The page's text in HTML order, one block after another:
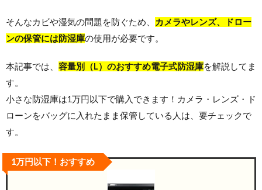
そんなカビや湿気の問題を防ぐため、
カメラやレンズ、ドロー
ンの保管には防湿庫の使用が必要です。
本記事では、 容量別（L）のおすすめ電子式防湿庫を解説してま
す。
小さな防湿庫は1万円以下で購入できます！カメラ・レンズ・ド
ローンをバッグに入れたまま保管している人は、要チェックで
す。
1万円以下！おすすめ